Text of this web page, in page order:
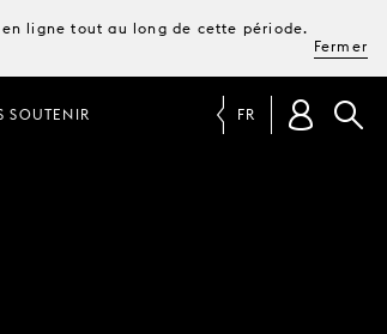
en ligne tout au long de cette période.
Fermer
SOUTENIR FR